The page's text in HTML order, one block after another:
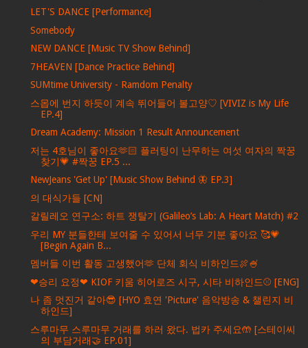
LET'S DANCE [Performance]
Somebody
NEW DANCE [Music TV Show Behind]
7HEAVEN [Dance Practice Behind]
SUMtime University - Ramdom Penalty
스몹에 번지 하듯이 계속 뛰어들어 볼고양♡ [VIVIZ is My Life
EP.4]
Dream Academy: Mission 1 Result Announcement
저는 4호님이 좋아요🫶🏻 플러팅이 난무하는 여섯 여자의 짝꿍
찾기💗 #짝꿍 EP.5 ...
NewJeans 'Get Up' [Music Show Behind 🦋 EP.3]
의 대식가들 [CN]
갈릴레오 연구소: 하트 쟁탈기 (Galileo’s Lab: A Heart Match) #2
우리 MY 분들한테 보여줄 수 있어서 너무 기분 좋아요 🥰💗
[Begin Again B...
멤버들 이번 활동 고생했어🫶 단체 회식 비하인드🍖🍧
❤승리 요정❤ KIOF 키움 히어로즈 시구, 시타 비하인드⚾ [ENG]
나 좀 멋진거 같아😎 [HYO 효연 'Picture' 음악방송 & 챌린지 비
하인드]
스루마무 스루마무 거래를 하러 왔다. 법카 주세요🤲 [스테이씨
의 부담거래🤝 EP.01]